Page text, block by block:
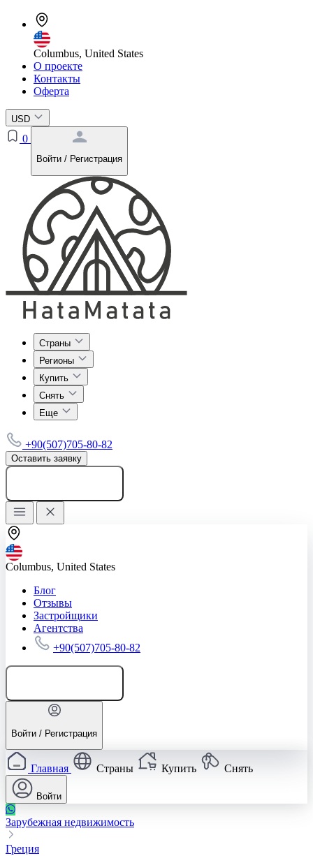
Columbus, United States
О проекте
Контакты
Оферта
USD
0
Войти / Регистрация
Страны
Регионы
Купить
Снять
Еще
+90(507)705-80-82
Оставить заявку
Columbus, United States
Блог
Отзывы
Застройщики
Агентства
+90(507)705-80-82
Войти / Регистрация
Главная Страны Купить Снять
Войти
Зарубежная недвижимость
Греция